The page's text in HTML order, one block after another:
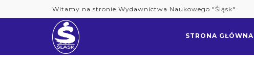
to
Witamy na stronie Wydawnictwa Naukowego "Śląsk"
STRONA GŁÓWNA